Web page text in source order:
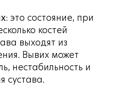
это состояние, при
костей
выходят из
Вывих может
нестабильность и
сустава.